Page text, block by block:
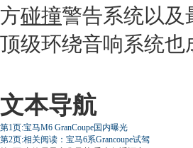
方碰撞警告系统以及
顶级环绕音响系统也
文本导航
第1页:宝马M6 GranCoupe国内曝光
第2页:相关阅读：宝马6系Grancoupe试驾